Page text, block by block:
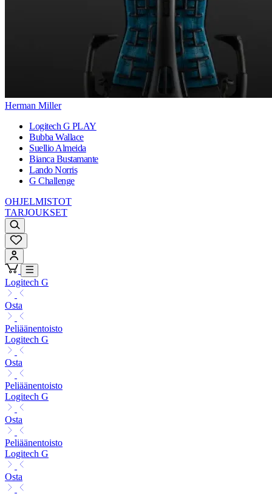
Herman Miller
Logitech G PLAY
Bubba Wallace
Suellio Almeida
Bianca Bustamante
Lando Norris
G Challenge
OHJELMISTOT
TARJOUKSET
Logitech G
Osta
Peliäänentoisto
Logitech G
Osta
Peliäänentoisto
Logitech G
Osta
Peliäänentoisto
Logitech G
Osta